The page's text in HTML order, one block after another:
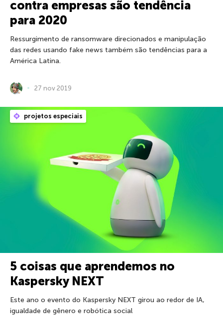
contra empresas são tendência
para 2020
Ressurgimento de ransomware direcionados e manipulação
das redes usando fake news também são tendências para a
América Latina.
27 nov 2019
projetos especiais
5 coisas que aprendemos no
Kaspersky NEXT
Este ano o evento do Kaspersky NEXT girou ao redor de IA,
igualdade de gênero e robótica social